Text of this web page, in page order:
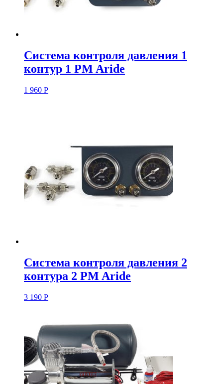
Система контроля давления 1
контур 1 PM Aride
1 960 Р
Система контроля давления 2
контура 2 PM Aride
3 190 Р